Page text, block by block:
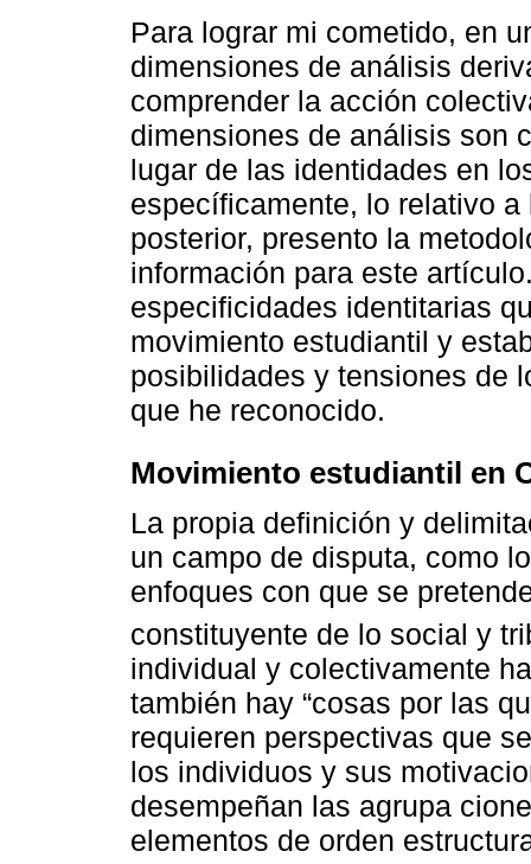
Para lograr mi cometido, en
dimensiones de análisis
comprender la acción
dimensiones de análisis son
lugar de las identidades en
específicamente, lo relativo
posterior, presento la
información para este
especificidades identitarias
movimiento estudiantil y
posibilidades y tensiones de
que he reconocido.
Movimiento estudiantil en
La propia definición y
un campo de disputa, como
enfoques con que se
constituyente de lo social y
individual y colectivamente
también hay “cosas por las
requieren perspectivas que
los individuos y sus
desempeñan las agrupa
elementos de orden